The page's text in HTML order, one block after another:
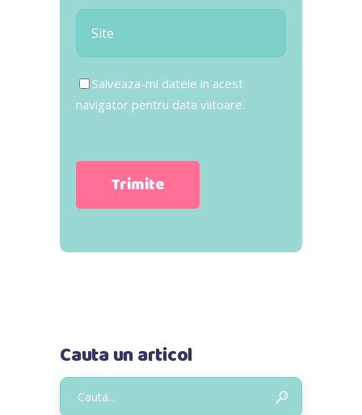
Salveaza-mi datele in acest
navigator pentru data viitoare.
Cauta un articol